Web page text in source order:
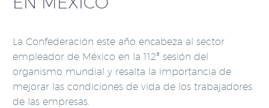
La Confederación este año encabeza al sector
empleador de México en la 112ª sesión del
organismo mundial y resalta la importancia de
mejorar las condiciones de vida de los trabajadores
de las empresas.